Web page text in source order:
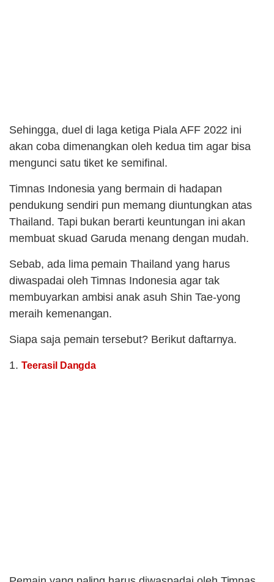
Sehingga, duel di laga ketiga Piala AFF 2022 ini
akan coba dimenangkan oleh kedua tim agar bisa
mengunci satu tiket ke semifinal.
Timnas Indonesia yang bermain di hadapan
pendukung sendiri pun memang diuntungkan atas
Thailand. Tapi bukan berarti keuntungan ini akan
membuat skuad Garuda menang dengan mudah.
Sebab, ada lima pemain Thailand yang harus
diwaspadai oleh Timnas Indonesia agar tak
membuyarkan ambisi anak asuh Shin Tae-yong
meraih kemenangan.
Siapa saja pemain tersebut? Berikut daftarnya.
1. Teerasil Dangda